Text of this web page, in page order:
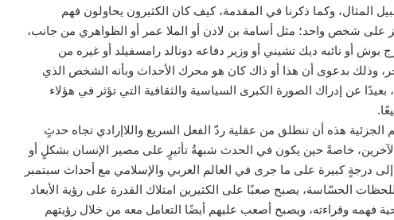
المثال، وكما ذكرنا في المقدمة، كيف كان الكثيرون يحاولون فهم
على شخص واحد؛ مثل أسامة بن لادن أو الملا عمر أو الظواهري من جانب،
بوش أو نائبه ديك تشيني أو وزير دفاعه دونالد رامسفيلد أو غيره من
وذلك بدعوى أن هذا أو ذاك كان هو محرك الأحداث وبأنه الشخص الذي
عن إدراك الصورة الكبرى السياسية والثقافية التي تؤثر في هؤلاء
هذه أن تنطلق من عقلية ردّ الفعل السريع واللاإرادي تجاه حدثٍ
خاصةً حين يكون في الحدث شبهةُ تأثيرٍ على مصير الإنسان بشكلٍ أو
إلى درجةٍ كبيرة على ما جرى في العالم العربي والإسلامي مع أحداث سبتمبر
الحسّاسة، يصبح صعبًا على الكثيرين امتلاك القدرة على رؤية الأبعاد
فهمه وقراءته، ويصبح أصعب عليهم أيضًا التعامل معه من خلال رؤيتهم